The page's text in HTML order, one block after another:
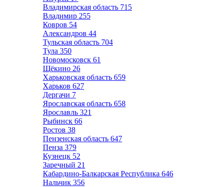
Владимирская область 715
Владимир 255
Ковров 54
Александров 44
Тульская область 704
Тула 350
Новомосковск 61
Щёкино 26
Харьковская область 659
Харьков 627
Дергачи 7
Ярославская область 658
Ярославль 321
Рыбинск 66
Ростов 38
Пензенская область 647
Пенза 379
Кузнецк 52
Заречный 21
Кабардино-Балкарская Республика 646
Нальчик 356